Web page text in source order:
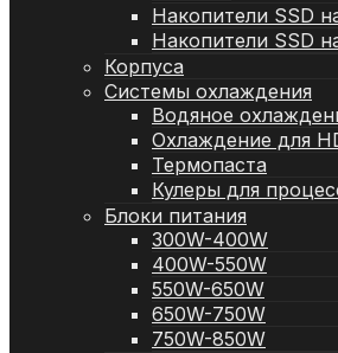
Накопители SSD
Накопители SSD
Корпуса
Системы охлаждения
Водяное
Охлаждение для
Термопаста
Кулеры для
Блоки питания
300W-400W
400W-550W
550W-650W
650W-750W
750W-850W